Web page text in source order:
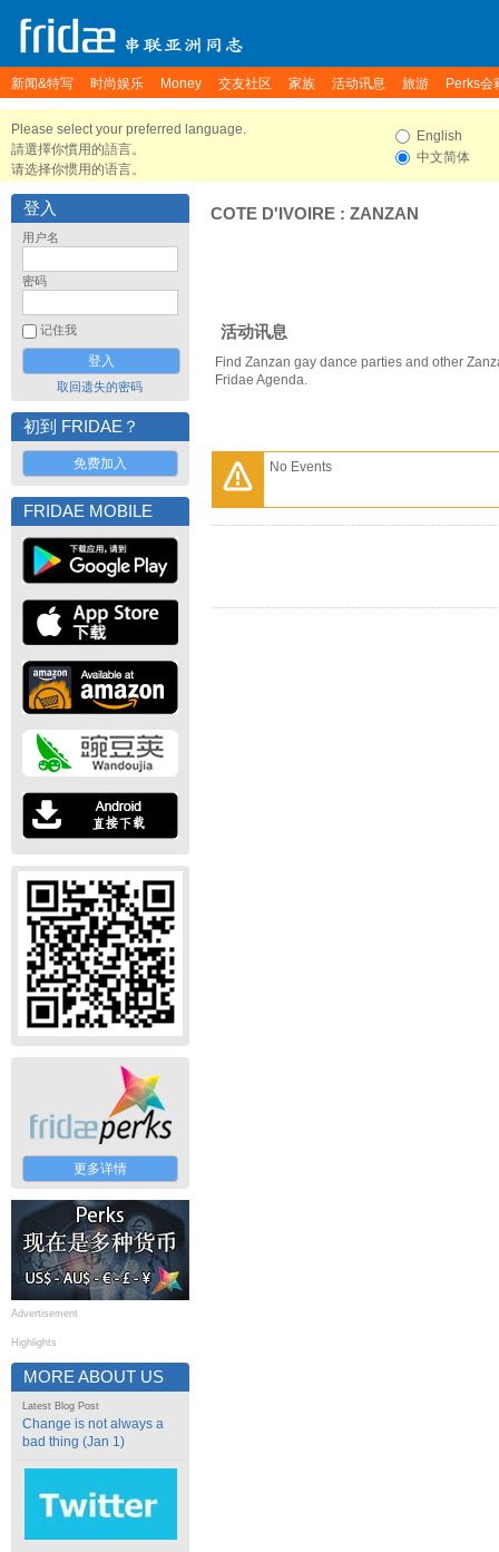
新闻&特写 时尚娱乐 Money 交友社区 家族 活动讯息 旅游 Perks会
Please select your preferred language.
請選擇你慣用的語言。
请选择你惯用的语言。
English
中文简体
登入
用户名
密码
记住我
取回遗失的密码
初到 FRIDAE？
免费加入
FRIDAE MOBILE
更多详情
Advertisement
Highlights
MORE ABOUT US
Latest Blog Post
Change is not always a
bad thing (Jan 1)
COTE D'IVOIRE : ZANZAN
活动讯息
Find Zanzan gay dance parties and other
Fridae Agenda.
No Events